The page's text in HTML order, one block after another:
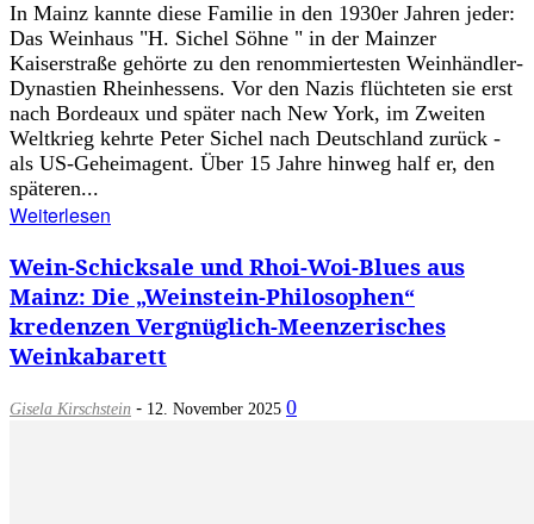
In Mainz kannte diese Familie in den 1930er Jahren jeder:
Das Weinhaus "H. Sichel Söhne " in der Mainzer
Kaiserstraße gehörte zu den renommiertesten Weinhändler-
Dynastien Rheinhessens. Vor den Nazis flüchteten sie erst
nach Bordeaux und später nach New York, im Zweiten
Weltkrieg kehrte Peter Sichel nach Deutschland zurück -
als US-Geheimagent. Über 15 Jahre hinweg half er, den
späteren...
Weiterlesen
Wein-Schicksale und Rhoi-Woi-Blues aus
Mainz: Die „Weinstein-Philosophen“
kredenzen Vergnüglich-Meenzerisches
Weinkabarett
Gisela Kirschstein - 12. November 2025 0